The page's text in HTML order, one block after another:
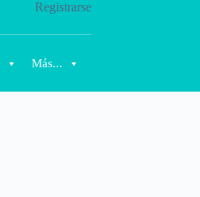
Registrarse
Más...